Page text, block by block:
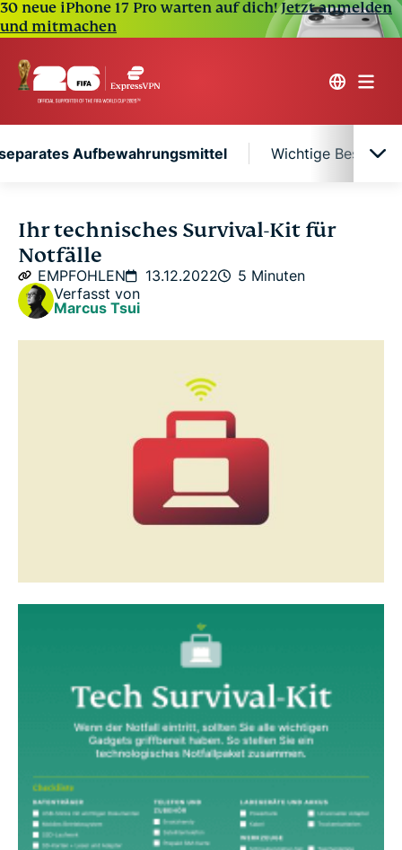
30 neue iPhone 17 Pro warten auf dich!Jetzt anmelden
und mitmachen
Aufbewahrungsmittel Wichtige
Verwenden Sie einen Beutel oder ein separates
Aufbewahrungsmittel
Wichtige Bestandteile eines technischen
Notfallsets
Ihr technisches Survival-Kit für
Notfälle
EMPFOHLEN 13.12.2022
5 Minuten
Verfasst von
Marcus Tsui